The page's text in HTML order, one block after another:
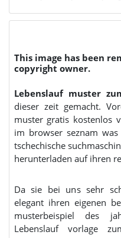
This image has been
copyright owner.
Lebenslauf muster
dieser zeit gemacht.
muster gratis kostenlos
im browser seznam
tschechische
herunterladen auf ihren
Da sie bei uns sehr
elegant ihren eigenen
musterbeispiel des
Lebenslauf vorlage